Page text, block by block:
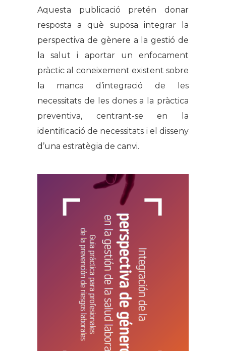
Aquesta publicació pretén donar
resposta a què suposa integrar la
perspectiva de gènere a la gestió de
la salut i aportar un enfocament
pràctic al coneixement existent sobre
la manca d’integració de les
necessitats de les dones a la pràctica
preventiva, centrant-se en la
identificació de necessitats i el disseny
d’una estratègia de canvi.